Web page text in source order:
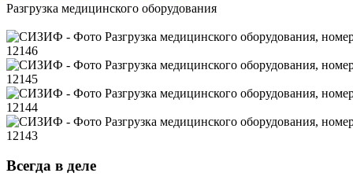
Разгрузка медицинского оборудования
Всегда в деле